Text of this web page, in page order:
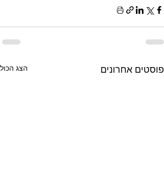
פוסטים אחרונים הצג הכול